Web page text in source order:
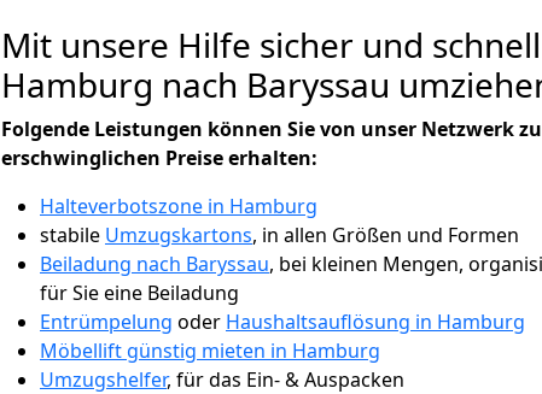
Mit unsere Hilfe sicher und
Hamburg nach Baryssau
Folgende Leistungen können Sie von unser Netzwerk zu
erschwinglichen Preise erhalten:
Halteverbotszone in Hamburg
stabile Umzugskartons, in allen Größen und Formen
Beiladung nach Baryssau, bei kleinen Mengen,
für Sie eine Beiladung
Entrümpelung oder Haushaltsauflösung in Hamburg
Möbellift günstig mieten in Hamburg
Umzugshelfer, für das Ein- & Auspacken